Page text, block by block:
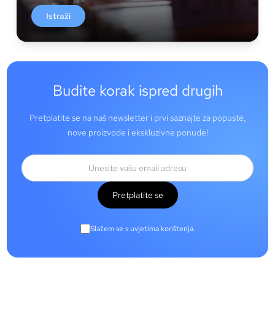
Istraži
Budite korak ispred drugih
Pretplatite se na naš newsletter i prvi saznajte za popuste,
nove proizvode i ekskluzivne ponude!
Pretplatite se
Slažem se s uvjetima korištenja.